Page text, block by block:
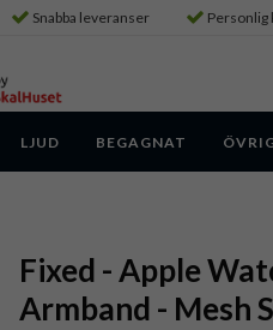
Snabba leveranser Personlig
LJUD BEGAGNAT
Fixed - Apple
Armband - Mesh